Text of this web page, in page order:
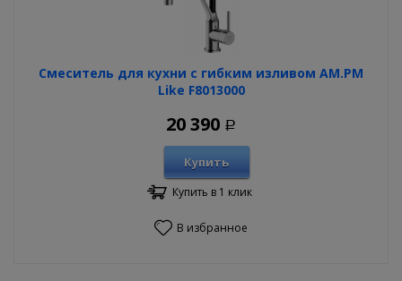
Смеситель для кухни с гибким изливом AM.PM
Like F8013000
20 390 Р
Купить
Купить в 1 клик
В избранное